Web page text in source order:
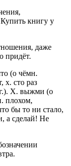
книгу у
даже
придёт.
(о чёмн.
х. сто раз
). Х. выжми (о
плохом,
бы то ни стало,
а сделай! Не